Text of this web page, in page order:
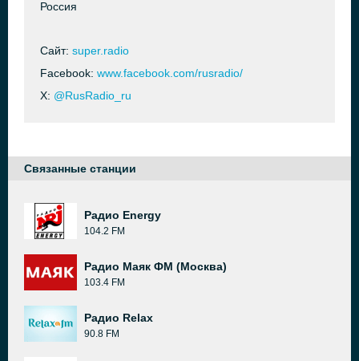
Россия
Сайт: super.radio
Facebook: www.facebook.com/rusradio/
X: @RusRadio_ru
Связанные станции
Радио Energy
104.2 FM
Радио Маяк ФМ (Москва)
103.4 FM
Радио Relax
90.8 FM